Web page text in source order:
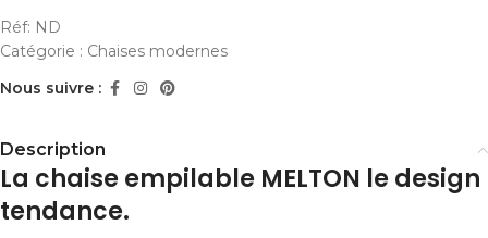
Réf: ND
Catégorie : Chaises modernes
Nous suivre :
Description
La chaise empilable MELTON le design
tendance.